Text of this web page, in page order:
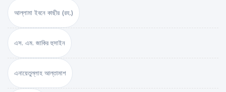
আল্লামা ইবনে কাছীর (রহ.)
এস. এম. জাকির হুসাইন
এনায়েতুল্লাহ আল্‌তামাশ